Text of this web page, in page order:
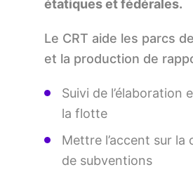
étatiques et fédérales.
Le CRT aide les parcs
et la production de
Suivi de
la flotte
Mettre l’accent sur
de subventions